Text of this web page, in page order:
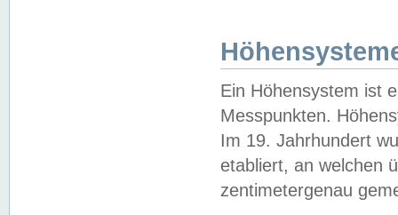
Ein Höhensystem ist
Messpunkten.
Im 19. Jahrhundert
etabliert, an welchen
zentimetergenau